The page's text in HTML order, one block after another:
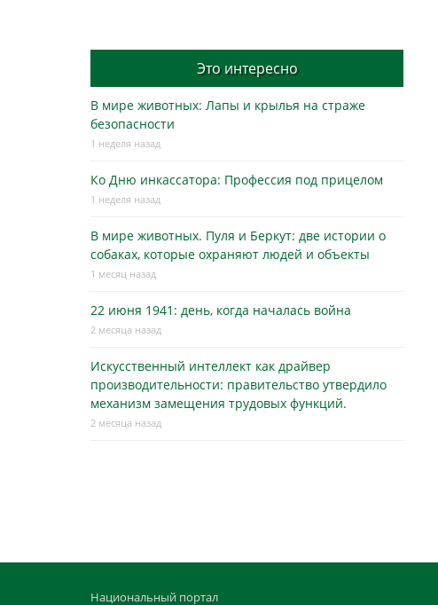
Это интересно
В мире животных: Лапы и крылья на страже
безопасности
1 неделя назад
Ко Дню инкассатора: Профессия под прицелом
1 неделя назад
В мире животных. Пуля и Беркут: две истории о
собаках, которые охраняют людей и объекты
1 месяц назад
22 июня 1941: день, когда началась война
2 месяца назад
Искусственный интеллект как драйвер
производительности: правительство утвердило
механизм замещения трудовых функций.
2 месяца назад
Национальный портал